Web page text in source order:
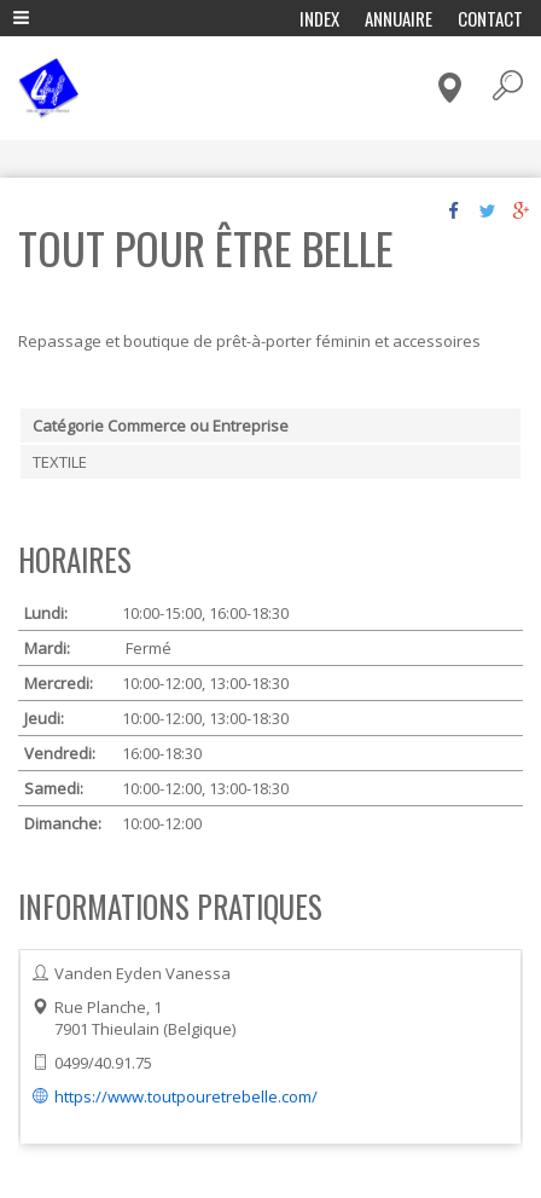
l
o
INDEX ANNUAIRE
CONTACT
ADMINISTRATION & POLITIQUE
CADRE DE VIE & MOBILITÉ
ENVIRONNEMENT ET ENERGIE
VIVRE ENSEMBLE & SOLIDARITÉ
TOUT POUR ÊTRE BELLE
Repassage et boutique de prêt-à-porter féminin et accessoires
Catégorie Commerce ou Entreprise
TEXTILE
HORAIRES
Lundi:
10:00-15:00, 16:00-18:30
Mardi:
Fermé
Mercredi:
10:00-12:00, 13:00-18:30
Jeudi:
10:00-12:00, 13:00-18:30
Vendredi:
16:00-18:30
Samedi:
10:00-12:00, 13:00-18:30
Dimanche:
10:00-12:00
INFORMATIONS PRATIQUES
Vanden Eyden Vanessa
Rue Planche, 1
7901 Thieulain Belgique
0499/40.91.75
https://www.toutpouretrebelle.com/